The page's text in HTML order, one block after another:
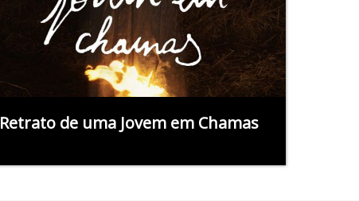
Retrato de uma Jovem em Chamas